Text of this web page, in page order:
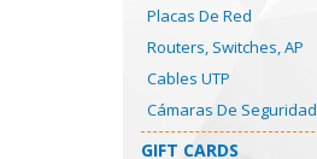
Placas De Red
Routers, Switches, AP
Cables UTP
Cámaras De Seguridad
GIFT CARDS